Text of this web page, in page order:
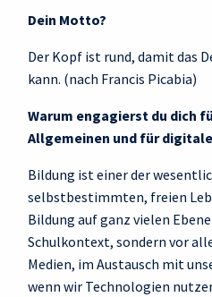
Dein Motto?
Der Kopf ist rund, damit das
kann. (nach Francis Picabia)
Warum engagierst du dich
Allgemeinen und für
Bildung ist einer der
selbstbestimmten, freien
Bildung auf ganz vielen
Schulkontext, sondern vor
Medien, im Austausch mit
wenn wir Technologien